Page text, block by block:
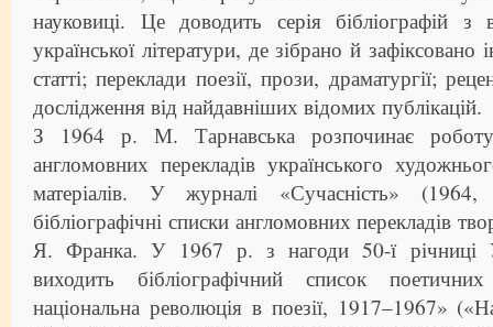
науковиці. Це доводить серія бібліографій з
української літератури, де зібрано й
статті; переклади поезії, прози, драматургії;
дослідження від найдавніших відомих публікацій.
З 1964 р. М. Тарнавська розпочинає роботу
англомовних перекладів українського
матеріалів. У журналі «Сучасність»
бібліографічні списки англомовних перекладів
Я. Франка. У 1967 р. з нагоди 50-ї річниці
виходить бібліографічний список
національна революція в поезії, 1917–1967»